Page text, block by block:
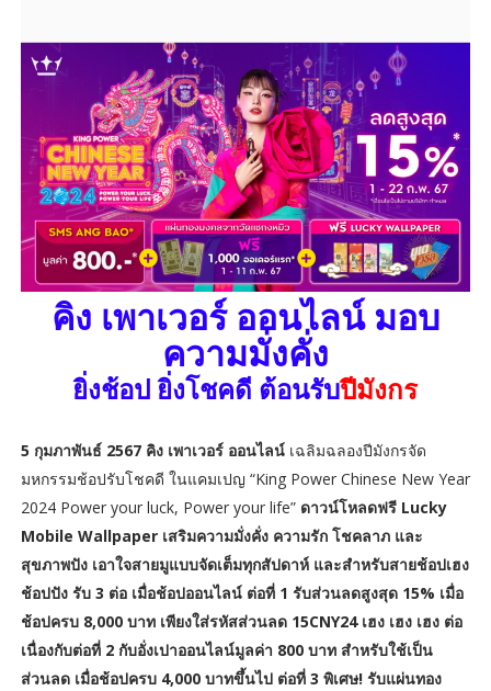
คิง เพาเวอร์ ออนไลน์ มอบ
ความมั่งคั่ง
ยิ่งช้อป ยิ่งโชคดี ต้อนรับปีมังกร
5 กุมภาพันธ์ 2567 คิง เพาเวอร์ ออนไลน์เฉลิมฉลองปีมังกรจัด
มหกรรมช้อปรับโชคดี ในแคมเปญ “King Power Chinese New Year
2024 Power your luck, Power your life” ดาวน์โหลดฟรี Lucky
Mobile Wallpaper เสริมความมั่งคั่ง ความรัก โชคลาภ และ
สุขภาพปัง เอาใจสายมูแบบจัดเต็มทุกสัปดาห์ และสำหรับสายช้อปเฮง
ช้อปปัง รับ 3 ต่อ เมื่อช้อปออนไลน์ ต่อที่ 1 รับส่วนลดสูงสุด 15% เมื่อ
ช้อปครบ 8,000 บาท เพียงใส่รหัสส่วนลด 15CNY24 เฮง เฮง เฮง ต่อ
เนื่องกับต่อที่ 2 กับอั่งเปาออนไลน์มูลค่า 800 บาท สำหรับใช้เป็น
ส่วนลด เมื่อช้อปครบ 4,000 บาทขึ้นไป ต่อที่ 3 พิเศษ! รับแผ่นทอง